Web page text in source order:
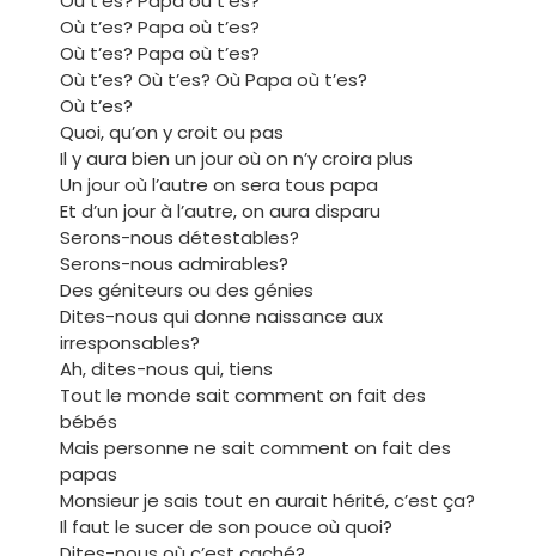
Où t’es? Papa où t’es?
Où t’es? Papa où t’es?
Où t’es? Où t’es? Où Papa où t’es?
Où t’es?
Quoi, qu’on y croit ou pas
Il y aura bien un jour où on n’y croira plus
Un jour où l’autre on sera tous papa
Et d’un jour à l’autre, on aura disparu
Serons-nous détestables?
Serons-nous admirables?
Des géniteurs ou des génies
Dites-nous qui donne naissance aux
irresponsables?
Ah, dites-nous qui, tiens
Tout le monde sait comment on fait des
bébés
Mais personne ne sait comment on fait des
papas
Monsieur je sais tout en aurait hérité, c’est ça?
Il faut le sucer de son pouce où quoi?